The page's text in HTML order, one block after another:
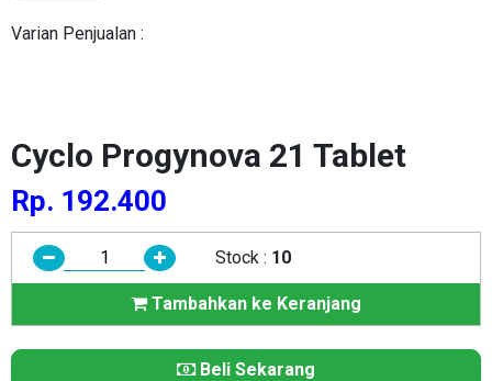
Varian Penjualan :
Cyclo Progynova 21 Tablet
Rp. 192.400
Stock : 10
Tambahkan ke Keranjang
Beli Sekarang